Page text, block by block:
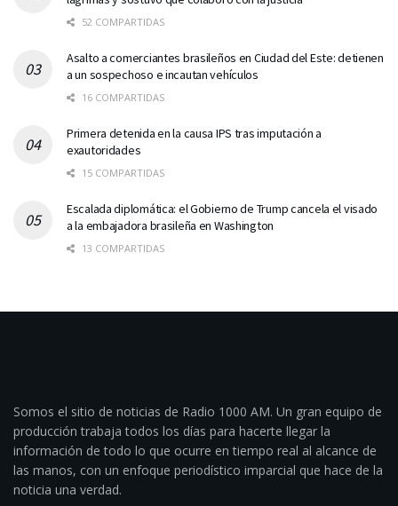
52 COMPARTIDAS
Asalto a comerciantes brasileños en Ciudad del Este: detienen
a un sospechoso e incautan vehículos
16 COMPARTIDAS
Primera detenida en la causa IPS tras imputación a
exautoridades
15 COMPARTIDAS
Escalada diplomática: el Gobierno de Trump cancela el visado
a la embajadora brasileña en Washington
13 COMPARTIDAS
Somos el sitio de noticias de Radio 1000 AM. Un gran equipo de
producción trabaja todos los días para hacerte llegar la
información de todo lo que ocurre en tiempo real al alcance de
las manos, con un enfoque periodístico imparcial que hace de la
noticia una verdad.